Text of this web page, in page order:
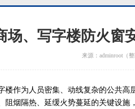
场、写字楼防火窗
来源：adminroot（
楼作为人员密集、动线复杂的公共高
阻烟隔热、延缓火势蔓延的关键设